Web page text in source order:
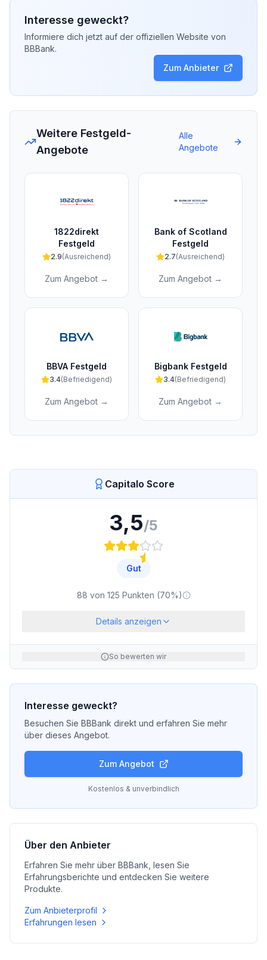
Interesse geweckt?
Informiere dich jetzt auf der offiziellen Website von
BBBank.
Zum Anbieter
Weitere Festgeld-
Angebote
Alle
Angebote
1822direkt
Festgeld
2.9(Ausreichend)
Zum Angebot →
Bank of Scotland
Festgeld
2.7(Ausreichend)
Zum Angebot →
BBVA Festgeld
3.4(Befriedigend)
Zum Angebot →
Bigbank Festgeld
3.4(Befriedigend)
Zum Angebot →
Capitalo Score
3,5/5
Gut
88 von 125 Punkten (70%)
Details anzeigen
So bewerten wir
Interesse geweckt?
Besuchen Sie BBBank direkt und erfahren Sie mehr
über dieses Angebot.
Zum Angebot
Kostenlos & unverbindlich
Über den Anbieter
Erfahren Sie mehr über BBBank , lesen Sie
Erfahrungsberichte und entdecken Sie weitere
Produkte.
Zum Anbieterprofil
Erfahrungen lesen